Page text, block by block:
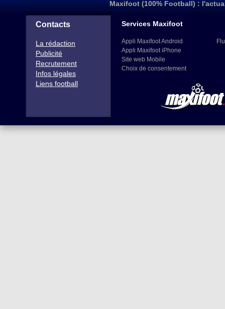
Maxifoot (100% Football) :
Contacts
La rédaction
Publicité
Recrutement
Infos légales
Liens football
Services Maxifoot
Appli Maxifoot Android
Appli Maxifoot iPhone
Site web Mobile
Choix de consentement